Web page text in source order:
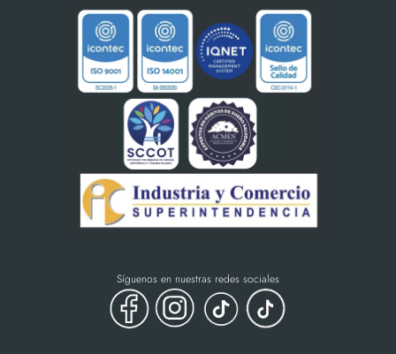
Síguenos en nuestras redes sociales